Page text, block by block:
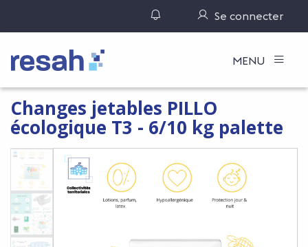
Gérer ses notifications
Se connecter
Logo Resah MENU
Changes jetables PILLO
écologique T3 - 6/10 kg palette